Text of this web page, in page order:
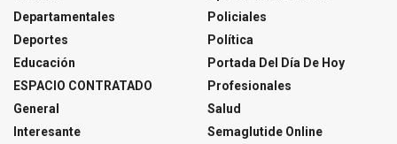
Departamentales
Deportes
Educación
ESPACIO CONTRATADO
General
Interesante
Policiales
Política
Portada Del Día De Hoy
Profesionales
Salud
Semaglutide Online